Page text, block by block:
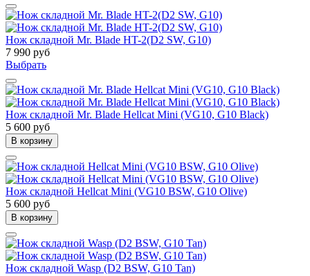
Нож складной Mr. Blade HT-2(D2 SW, G10)
7 990 руб
Выбрать
Нож складной Mr. Blade Hellcat Mini (VG10, G10 Black)
5 600 руб
В корзину
Нож складной Hellcat Mini (VG10 BSW, G10 Olive)
5 600 руб
В корзину
Нож складной Wasp (D2 BSW, G10 Tan)